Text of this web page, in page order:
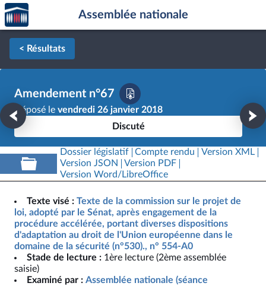
Aller au contenu
Aller en bas de la page
Accèder
à la
page
d'accueil
Assemblée nationale
< Résultats
Amendement n°67
Déposé le vendredi 26 janvier 2018
Discuté
Dossier législatif Compte rendu
Version XML
Version JSON
Version PDF
Version Word/LibreOffice
Texte visé : Texte de la commission sur le projet de
loi, adopté par le Sénat, après engagement de la
procédure accélérée, portant diverses dispositions
d'adaptation au droit de l'Union européenne dans le
domaine de la sécurité (n°530)., n° 554-A0
Stade de lecture : 1ère lecture (2ème assemblée
saisie)
Examiné par : Assemblée nationale (séance